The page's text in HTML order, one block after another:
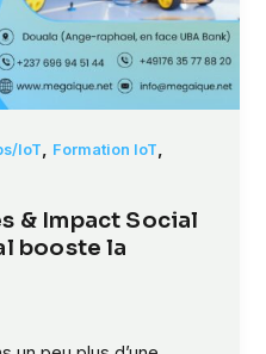
IoT, Formation IoT,
& Impact Social
booste la